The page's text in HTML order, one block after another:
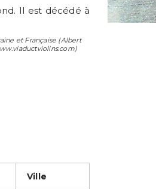
Il est décédé à
et Française (Albert
Ville